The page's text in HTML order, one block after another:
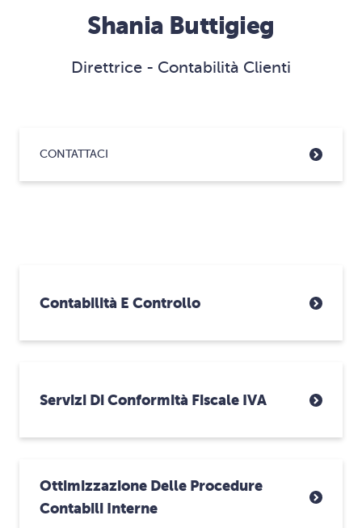
Shania Buttigieg
Direttrice - Contabilità Clienti
CONTATTACI
Contabilità E Controllo
Servizi Di Conformità Fiscale IVA
Ottimizzazione Delle Procedure
Contabili Interne